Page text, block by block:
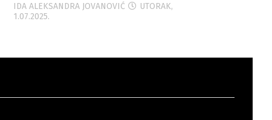
IDA ALEKSANDRA JOVANOVIĆ
UTORAK,
1.07.2025.